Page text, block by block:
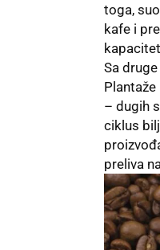
toga,
kafe i
Sa
– dugih
ciklus
preliva